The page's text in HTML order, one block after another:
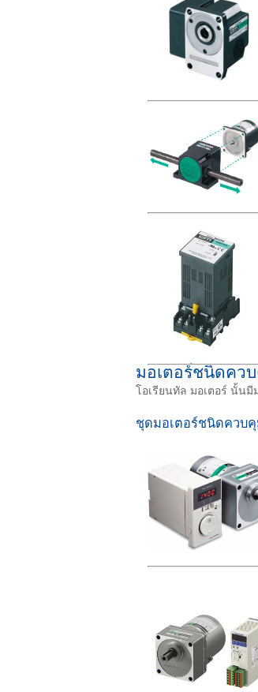
มอเตอร์ชนิดควบ
โอเรียนทัล มอเตอร์ นั้นมี
ชุดมอเตอร์ชนิดควบคุ